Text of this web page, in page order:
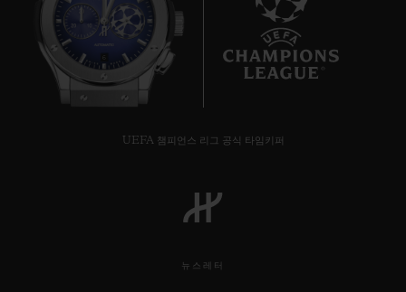
UEFA 챔피언스 리그 공식 타임키퍼
뉴스레터